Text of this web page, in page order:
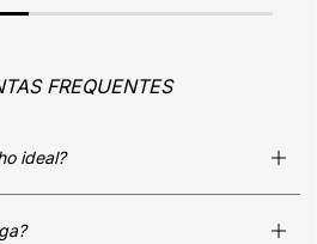
FREQUENTES
ideal?